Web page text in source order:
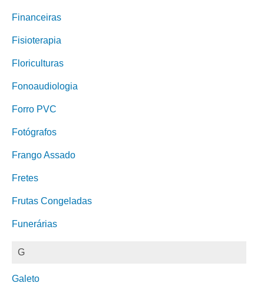
Financeiras
Fisioterapia
Floriculturas
Fonoaudiologia
Forro PVC
Fotógrafos
Frango Assado
Fretes
Frutas Congeladas
Funerárias
G
Galeto